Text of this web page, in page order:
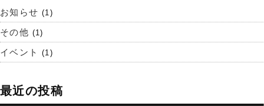
お知らせ (1)
その他 (1)
イベント (1)
最近の投稿